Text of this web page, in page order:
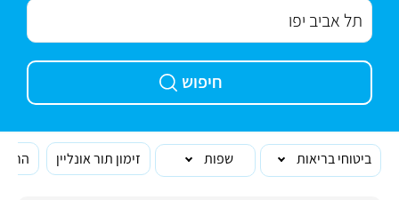
חיפוש
ביטוחי בריאות שפות זימון תור אונליין